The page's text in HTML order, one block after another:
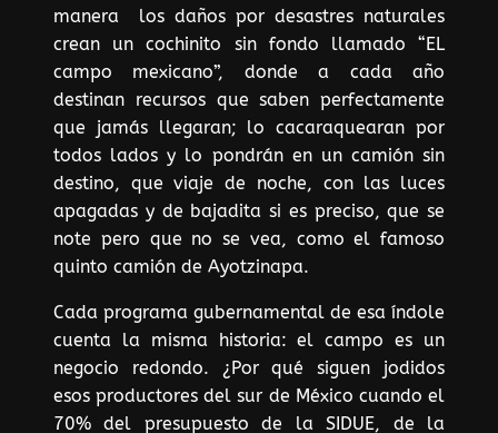
manera los daños por desastres naturales
crean un cochinito sin fondo llamado “EL
campo mexicano”, donde a cada año
destinan recursos que saben perfectamente
que jamás llegaran; lo cacaraquearan por
todos lados y lo pondrán en un camión sin
destino, que viaje de noche, con las luces
apagadas y de bajadita si es preciso, que se
note pero que no se vea, como el famoso
quinto camión de Ayotzinapa.
Cada programa gubernamental de esa índole
cuenta la misma historia: el campo es un
negocio redondo. ¿Por qué siguen jodidos
esos productores del sur de México cuando el
70% del presupuesto de la SIDUE, de la